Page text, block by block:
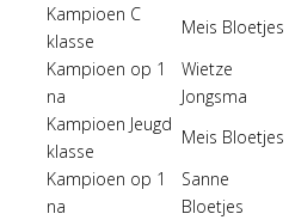
Kampioen C
klasse
Meis Bloetjes
Kampioen op 1
na
Wietze
Jongsma
Kampioen Jeugd
klasse
Meis Bloetjes
Kampioen op 1
na
Sanne
Bloetjes